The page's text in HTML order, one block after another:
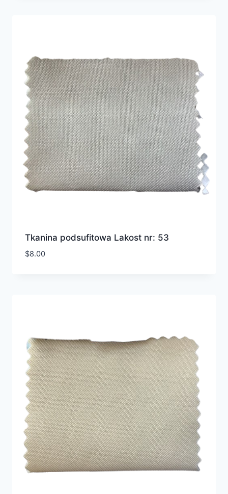
Tkanina podsufitowa Lakost nr: 53
$8.00